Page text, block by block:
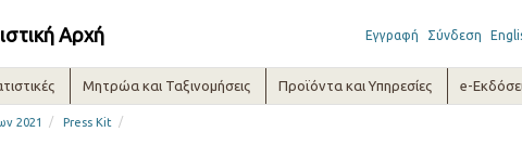
Αρχή Εγγραφή Σύνδεση
Μητρώα και Ταξινομήσεις Προϊόντα και Υπηρεσίες e-
2021 / Press Kit /